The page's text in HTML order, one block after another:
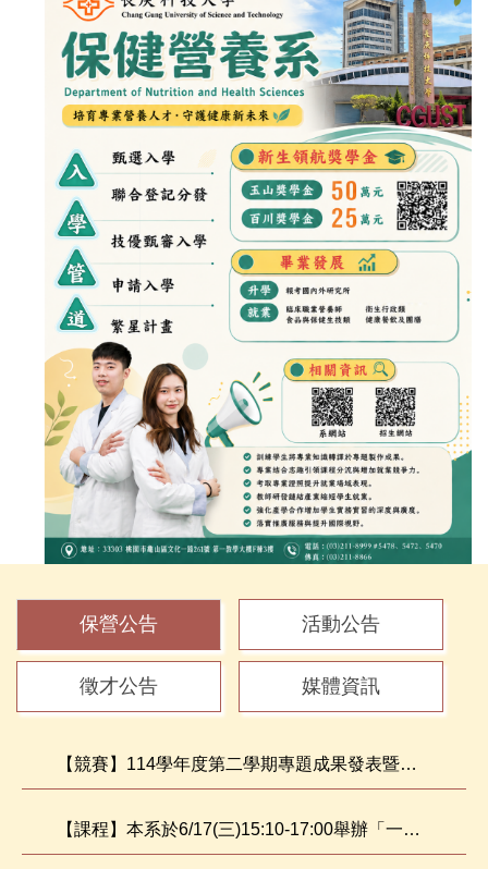
保營公告 活動公告
徵才公告 媒體資訊
【競賽】114學年度第二學期專題成果發表暨競賽活動-獲獎名單公告
【課程】本系於6/17(三)15:10-17:00舉辦「一至三年級選課說明會」